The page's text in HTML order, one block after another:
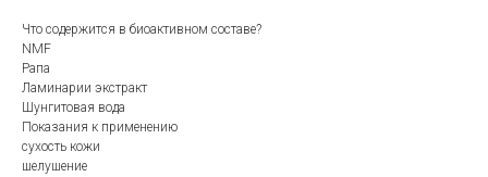
Что содержится в биоактивном составе?
NMF
Рапа
Ламинарии экстракт
Шунгитовая вода
Показания к применению
сухость кожи
шелушение